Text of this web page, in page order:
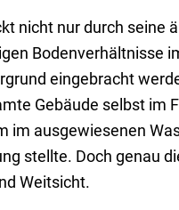
nicht nur durch seine
Bodenverhältnisse
eingebracht
Gebäude selbst im
im ausgewiesenen
stellte. Doch genau
Weitsicht.